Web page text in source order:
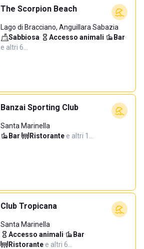
The Scorpion Beach
Lago di Bracciano, Anguillara Sabazia
Sabbiosa· Accesso animali· Bar·
e altri 6…
Banzai Sporting Club
Santa Marinella
Bar· Ristorante·e altri 1…
Club Tropicana
Santa Marinella
Accesso animali· Bar·
Ristorante·e altri 6…